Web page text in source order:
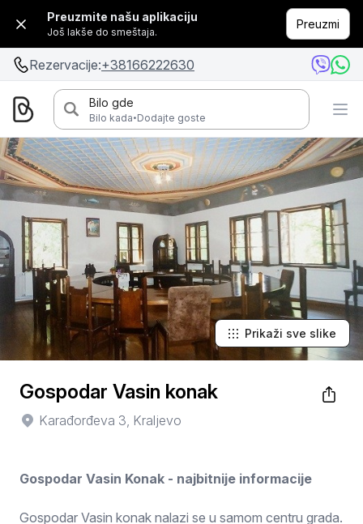
Preuzmite našu aplikaciju
Još lakše do smeštaja.
Preuzmi
Rezervacije:+38166222630
Bilo gde
Bilo kada·Dodajte goste
Prikaži sve slike
Gospodar Vasin konak
Karađorđeva 3, Kraljevo
Gospodar Vasin Konak - najbitnije informacije
Gospodar Vasin konak nalazi se u samom centru grada.